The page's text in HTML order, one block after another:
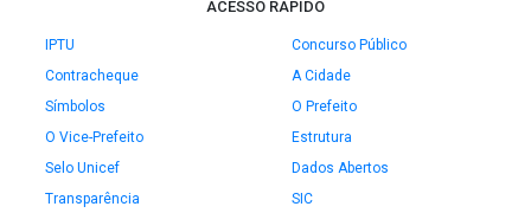
ACESSO RÁPIDO
IPTU
Concurso Público
Contracheque
A Cidade
Símbolos
O Prefeito
O Vice-Prefeito
Estrutura
Selo Unicef
Dados Abertos
Transparência
SIC